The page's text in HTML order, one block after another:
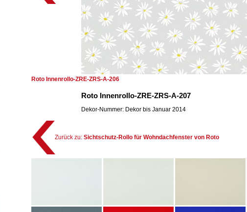
Roto Innenrollo-ZRE-ZRS-A-206
Roto Innenrollo-ZRE-ZRS-A-207
Dekor-Nummer: Dekor bis Januar 2014
Zurück zu: Sichtschutz-Rollo für Wohndachfenster von Roto